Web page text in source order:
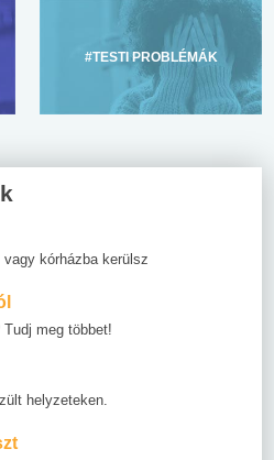
#TESTI PROBLÉMÁK
kórházba kerülsz
meg többet!
helyzeteken.